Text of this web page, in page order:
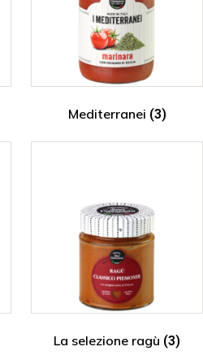
Mediterranei (3)
La selezione ragù (3)